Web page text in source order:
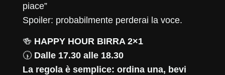
piace”
Spoiler: probabilmente perderai la voce.
🍻 HAPPY HOUR BIRRA 2×1
🕠 Dalle 17.30 alle 18.30
La regola è semplice: ordina una, bevi